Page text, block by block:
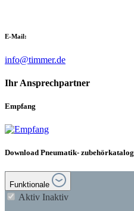
E-Mail:
info@timmer.de
Ihr Ansprechpartner
Empfang
Download Pneumatik- zubehörkatalog
Funktionale
Aktiv Inaktiv